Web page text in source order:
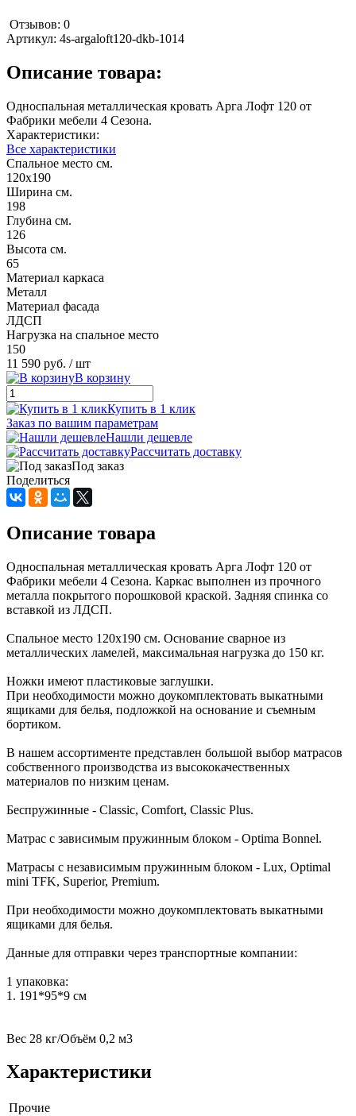
Отзывов: 0
Артикул: 4s-argaloft120-dkb-1014
Описание товара:
Односпальная металлическая кровать Арга Лофт 120 от
Фабрики мебели 4 Сезона.
Характеристики:
Все характеристики
Спальное место см.
120х190
Ширина см.
198
Глубина см.
126
Высота см.
65
Материал каркаса
Металл
Материал фасада
ЛДСП
Нагрузка на спальное место
150
11 590 руб. / шт
В корзину
Купить в 1 клик
Заказ по вашим параметрам
Нашли дешевле
Рассчитать доставку
Под заказ
Поделиться
Описание товара
Односпальная металлическая кровать Арга Лофт 120 от
Фабрики мебели 4 Сезона. Каркас выполнен из прочного
металла покрытого порошковой краской. Задняя спинка со
вставкой из ЛДСП.
Спальное место 120х190 см. Основание сварное из
металлических ламелей, максимальная нагрузка до 150 кг.
Ножки имеют пластиковые заглушки.
При необходимости можно доукомплектовать выкатными
ящиками для белья, подложкой на основание и съемным
бортиком.
В нашем ассортименте представлен большой выбор матрасов
собственного производства из высококачественных
материалов по низким ценам.
Беспружинные - Classic, Comfort, Classic Plus.
Матрас с зависимым пружинным блоком - Optima Bonnel.
Матрасы с независимым пружинным блоком - Lux, Optimal
mini TFK, Superior, Premium.
При необходимости можно доукомплектовать выкатными
ящиками для белья.
Данные для отправки через транспортные компании:
1 упаковка:
1. 191*95*9 см
Вес 28 кг/Объём 0,2 м3
Характеристики
Прочие